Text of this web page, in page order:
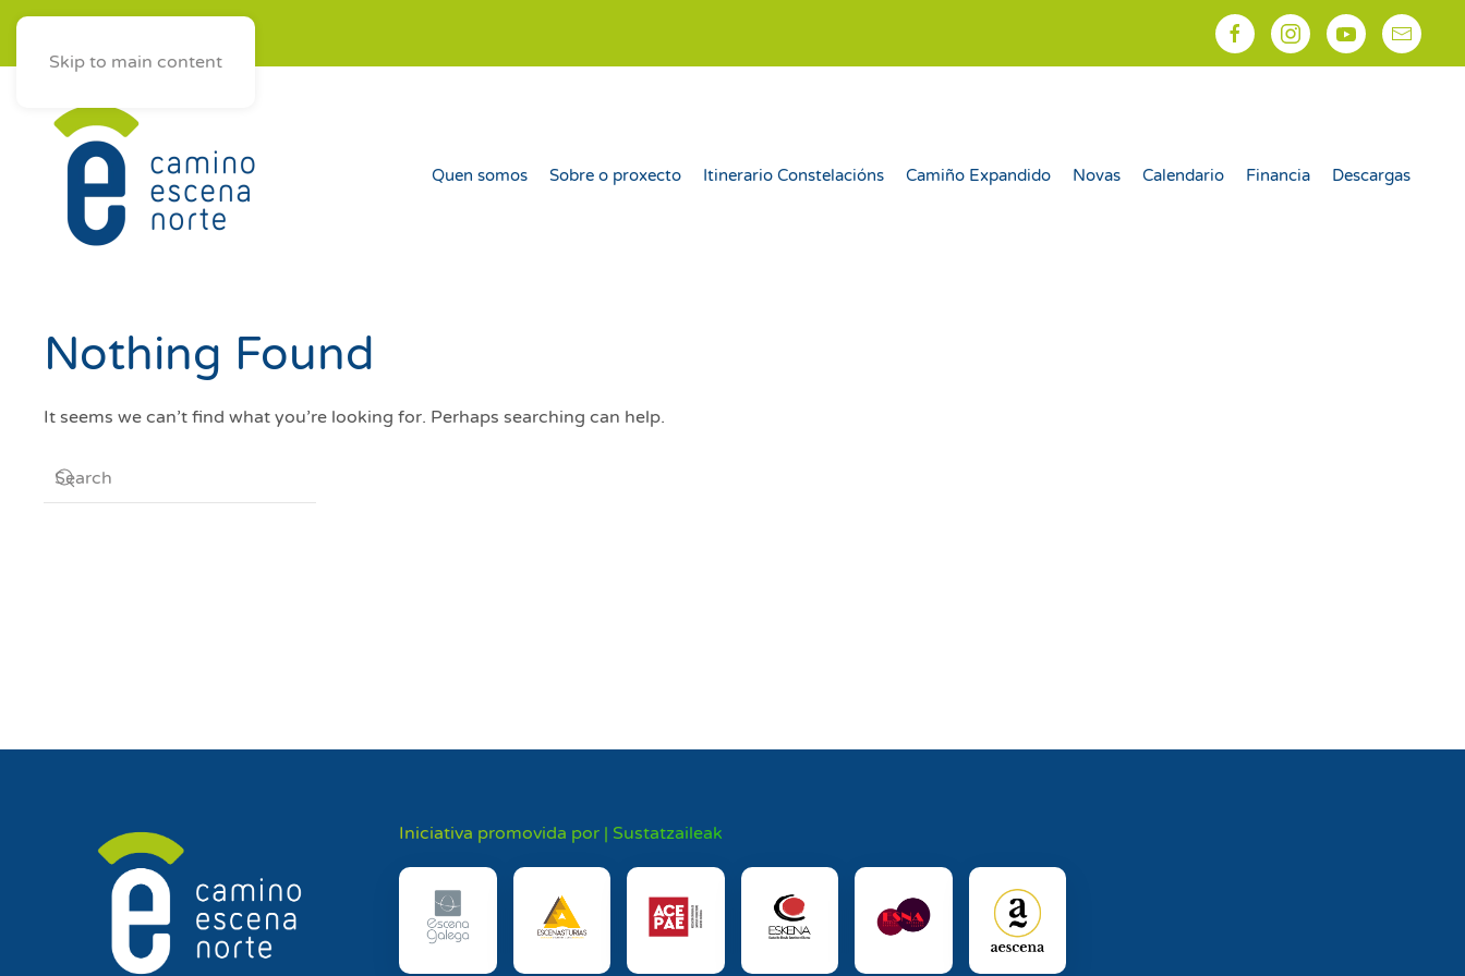
Skip to main content
Quen somos Sobre o proxecto Itinerario Constelacións Camiño Expandido Novas Calendario Financia Descargas
Nothing Found
It seems we can’t find what you’re looking for. Perhaps searching can help.
Iniciativa promovida por | Sustatzaileak